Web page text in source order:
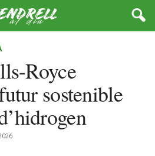
Royce
sostenible